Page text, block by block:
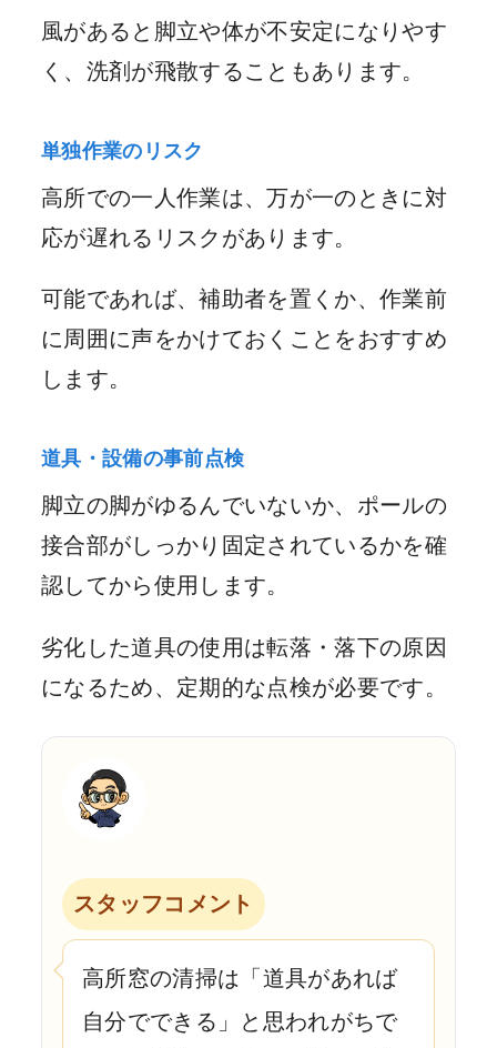
風があると脚立や体が不安定になりやす
く、洗剤が飛散することもあります。
単独作業のリスク
高所での一人作業は、万が一のときに対
応が遅れるリスクがあります。
可能であれば、補助者を置くか、作業前
に周囲に声をかけておくことをおすすめ
します。
道具・設備の事前点検
脚立の脚がゆるんでいないか、ポールの
接合部がしっかり固定されているかを確
認してから使用します。
劣化した道具の使用は転落・落下の原因
になるため、定期的な点検が必要です。
スタッフコメント
高所窓の清掃は「道具があれば
自分でできる」と思われがちで